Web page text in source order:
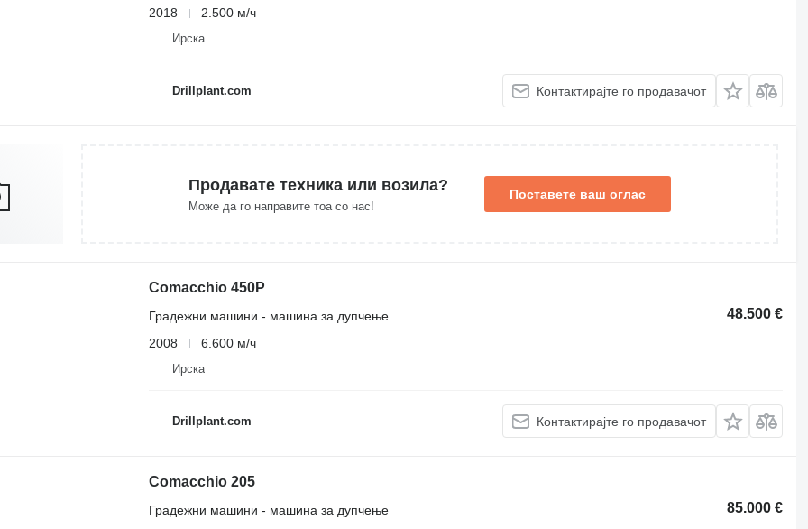
2018
2.500 м/ч
Ирска
Drillplant.com Контактирајте го продавачот
Продавате техника или возила?
Може да го направите тоа со нас!
Поставете ваш оглас
Comacchio 450P
48.500 €
Градежни машини - машина за дупчење
2008
6.600 м/ч
Ирска
Drillplant.com Контактирајте го продавачот
Comacchio 205
85.000 €
Градежни машини - машина за дупчење